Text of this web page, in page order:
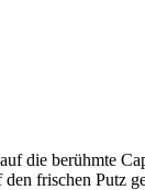
die berühmte
den frischen